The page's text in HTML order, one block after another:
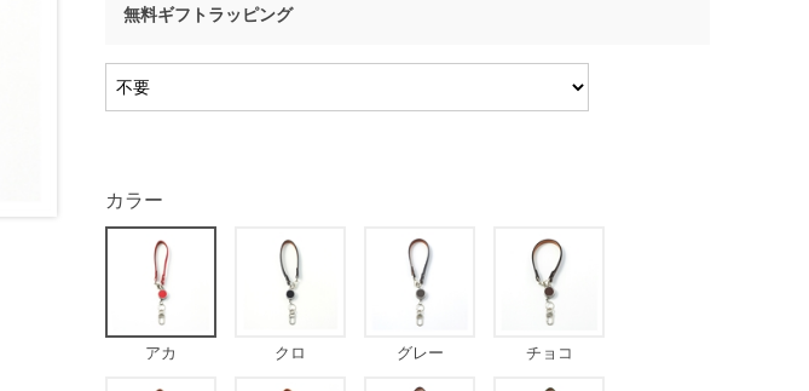
無料ギフトラッピング
カラー
アカ クロ グレー チョコ